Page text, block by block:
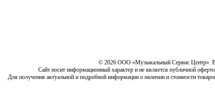
© 2026 ООО «Музыкальный Сервис Центр».
Сайт носит информационный характер и не является публичной
Для получения актуальной и подробной информации о наличии и стоимости